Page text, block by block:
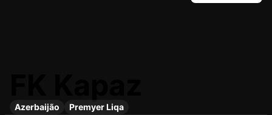
Azerbaijão Premyer Liqa